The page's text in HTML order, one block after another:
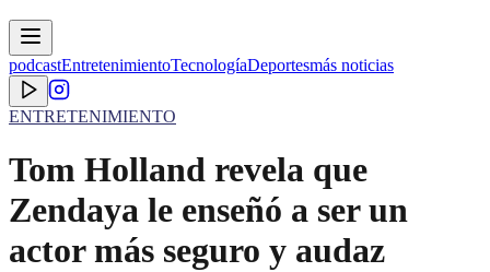
podcastEntretenimientoTecnologíaDeportesmás noticias
ENTRETENIMIENTO
Tom Holland revela que
Zendaya le enseñó a ser un
actor más seguro y audaz